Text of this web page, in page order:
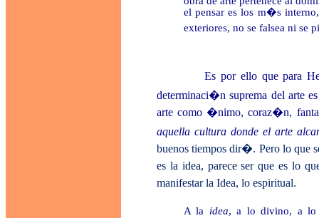
el pensar es los m�s
exteriores, no se falsea ni se
Es por ello que para Hegel
determinaci�n suprema del arte
arte como �nimo, coraz�n,
aquella cultura donde el arte
buenos tiempos dir�. Pero lo que
es la idea, parece ser que es lo
manifestar la Idea, lo espiritual.
A la idea, a lo divino, a lo